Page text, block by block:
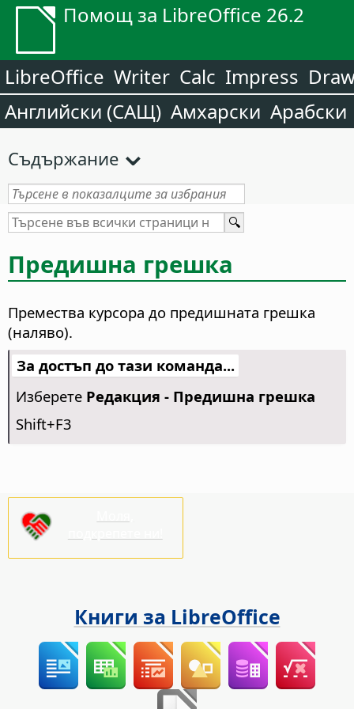
Помощ за LibreOffice 26.2
LibreOffice Writer Calc Impress
Английски (САЩ) Амхарски Арабски
Съдържание
Предишна грешка
Премества курсора до предишната грешка
(наляво).
За достъп до тази команда...
Изберете Редакция - Предишна грешка
Shift+F3
Книги за LibreOffice